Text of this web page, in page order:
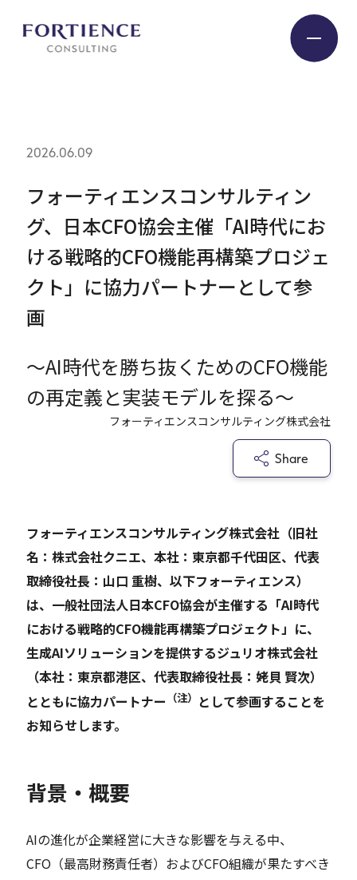
Service
Insight
Expert
Careers
EN
JP
サイト内検索
フォーティエンスコンサルティン
グ、日本CFO協会主催「AI時代にお
ける戦略的CFO機能再構築プロジェ
クト」に協力パートナーとして参
画
～AI時代を勝ち抜くためのCFO機能
の再定義と実装モデルを探る～
2026.06.09
フォーティエンスコンサルティング株式会社
Share
フォーティエンスコンサルティング株式会社（旧社
名：株式会社クニエ、本社：東京都千代田区、代表
取締役社長：山口 重樹、以下フォーティエンス）
は、一般社団法人日本CFO協会が主催する「AI時代
における戦略的CFO機能再構築プロジェクト」に、
生成AIソリューションを提供するジュリオ株式会社
（本社：東京都港区、代表取締役社長：姥貝 賢次）
とともに協力パートナー （注） として参画することを
お知らせします。
背景・概要
AIの進化が企業経営に大きな影響を与える中、
CFO（最高財務責任者）およびCFO組織が果たすべき